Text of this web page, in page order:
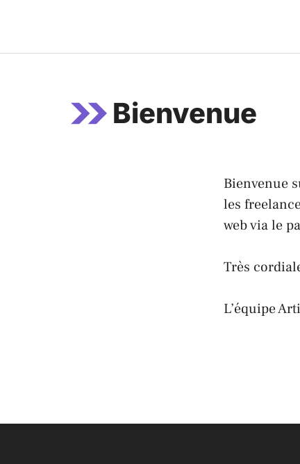
contenu
Bienvenue
Bienvenue
les
web via le
Très
L’équipe